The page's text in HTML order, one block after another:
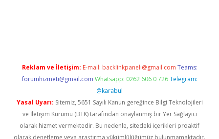
Reklam ve İletişim: E-mail: backlinkpaneli@gmail.com Teams:
forumhizmeti@gmail.com Whatsapp: 0262 606 0 726 Telegram:
@karabul
Yasal Uyarı: Sitemiz, 5651 Sayılı Kanun gereğince Bilgi Teknolojileri
ve İletişim Kurumu (BTK) tarafından onaylanmış bir Yer Sağlayıcı
olarak hizmet vermektedir. Bu nedenle, sitedeki içerikleri proaktif
olarak denetleme veya araştırma yükümlülüğümüz bulunmamaktadır.